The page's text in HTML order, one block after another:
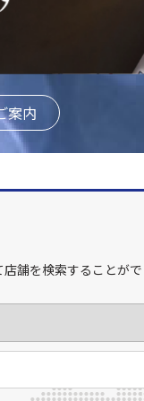
案内
舗を検索することが